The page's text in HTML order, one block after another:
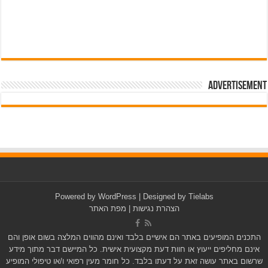
Advertisement
Powered by WordPress | Designed by Tielabs
הצהרת נגישות
מפת האתר
התכנים המופיעים באתר הם אישיים בלבד ואינם מהווים המלצה בשום אופן והם
אינם מחליפים ייעוץ או חוות דעת מקצועית אישית. כל המיישם דבר מתוך מידע
שרשום באתר עושה זאת על דעתו בלבד. כל חומר מעין רפואי ו/או טיפולי המופיע